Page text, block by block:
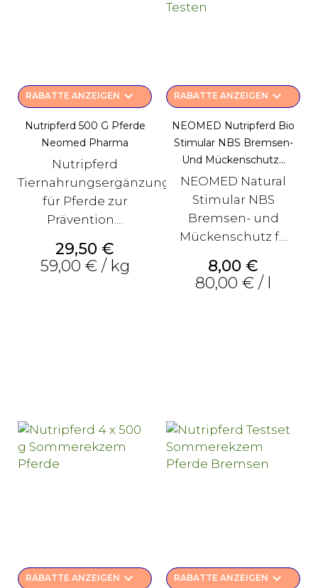
RABATTE ANZEIGEN keyboard_arrow_down
Nutripferd 500 G Pferde
Neomed Pharma
Nutripferd
Tiernahrungsergänzung
für Pferde zur
Prävention....
Preis
29,50 €
59,00 € / kg
RABATTE ANZEIGEN keyboard_arrow_down
NEOMED Nutripferd Bio
Stimular NBS Bremsen-
Und Mückenschutz...
NEOMED Natural
Stimular NBS
Bremsen- und
Mückenschutz f....
Preis
8,00 €
80,00 € / l
RABATTE ANZEIGEN keyboard_arrow_down RABATTE ANZEIGEN keyboard_arrow_down